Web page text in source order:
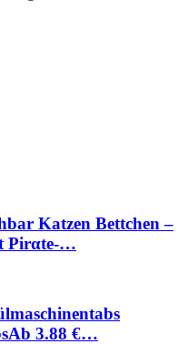
Katzen Bettchen –
Pirαtе-…
3.88 €…